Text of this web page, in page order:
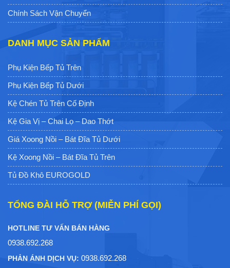
Chính Sách Vận Chuyển
DANH MỤC SẢN PHẨM
Phụ Kiện Bếp Tủ Trên
Phụ Kiện Bếp Tủ Dưới
Kệ Chén Tủ Trên Cố Định
Kệ Gia Vị – Chai Lọ – Dao Thớt
Giá Xoong Nồi – Bát Đĩa Tủ Dưới
Kệ Xoong Nồi – Bát Đĩa Tủ Trên
Tủ Đồ Khô EUROGOLD
TỔNG ĐÀI HỖ TRỢ (MIỄN PHÍ GỌI)
HOTLINE TƯ VẤN BÁN HÀNG
0938.692.268
PHẢN ÁNH DỊCH VỤ: 0938.692.268